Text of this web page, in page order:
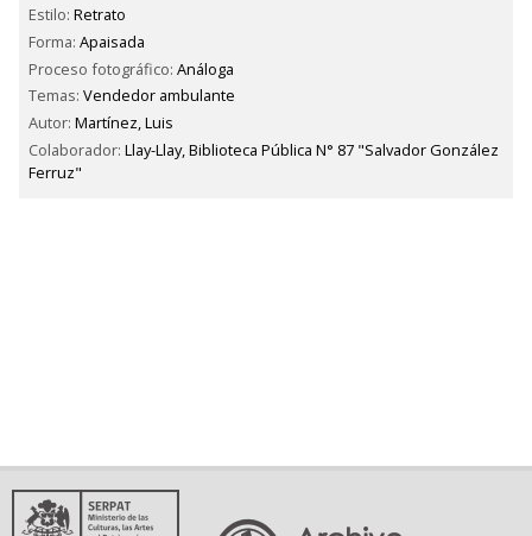
Estilo: Retrato
Forma: Apaisada
Proceso fotográfico: Análoga
Temas: Vendedor ambulante
Autor: Martínez, Luis
Colaborador: Llay-Llay, Biblioteca Pública N° 87 "Salvador González
Ferruz"